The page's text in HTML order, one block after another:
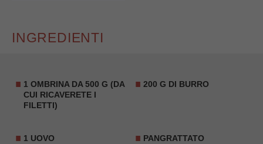
INGREDIENTI
1 OMBRINA DA 500 G (DA
CUI RICAVERETE I
FILETTI)
200 G DI BURRO
1 UOVO PANGRATTATO